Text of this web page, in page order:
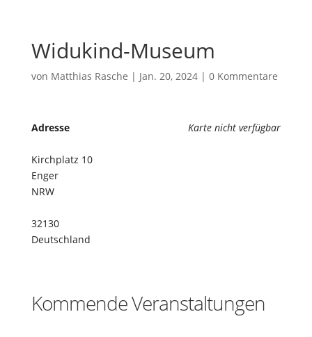
Widukind-Museum
von Matthias Rasche | Jan. 20, 2024| 0 Kommentare
Karte nicht verfügbar
Adresse
Kirchplatz 10
Enger
NRW
32130
Deutschland
Kommende Veranstaltungen